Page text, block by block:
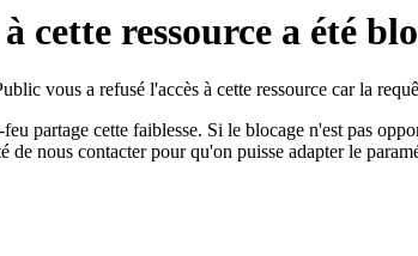
cette ressource a été
vous a refusé l'accès à cette ressource car la
partage cette faiblesse. Si le blocage n'est pas
de nous contacter pour qu'on puisse adapter le